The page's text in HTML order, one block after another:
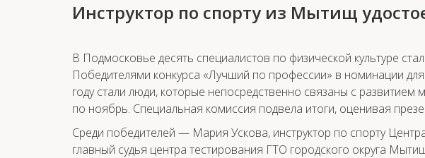
Инструктор по спорту из Мытищ
В Подмосковье десять специалистов по физической культуре
Победителями конкурса «Лучший по профессии» в номинации
году стали люди, которые непосредственно связаны с развитием
по ноябрь. Специальная комиссия подвела итоги, оценивая
Среди победителей — Мария Ускова, инструктор по спорту
главный судья центра тестирования ГТО городского округа